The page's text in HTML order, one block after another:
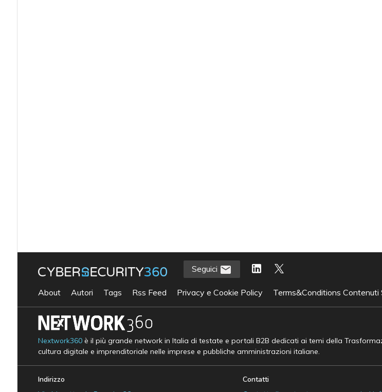
Seguici
About Autori Tags Rss Feed Privacy e Cookie Policy Terms&Conditions Contenuti
Nextwork360è il più grande network in Italia di testate e portali B2B dedicati ai temi della
cultura digitale e imprenditoriale nelle imprese e pubbliche amministrazioni italiane.
Indirizzo Contatti